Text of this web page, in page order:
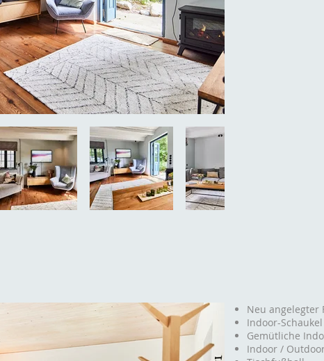
Neu angelegter
Indoor-Schaukel
Gemütliche
Indoor /